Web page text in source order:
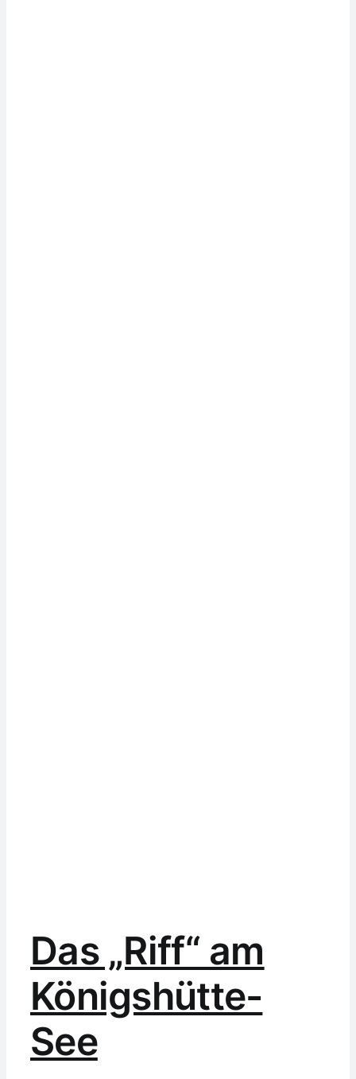
Das „Riff“ am
Königshütte-
See